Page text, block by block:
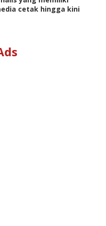
cetak hingga kini